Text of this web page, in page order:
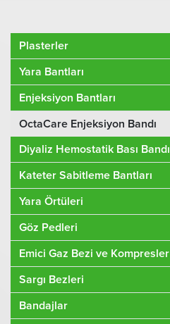
Plasterler
Yara Bantları
Enjeksiyon Bantları
OctaCare Enjeksiyon Bandı
Diyaliz Hemostatik Bası Bandı
Kateter Sabitleme Bantları
Yara Örtüleri
Göz Pedleri
Emici Gaz Bezi ve Kompresler
Sargı Bezleri
Bandajlar